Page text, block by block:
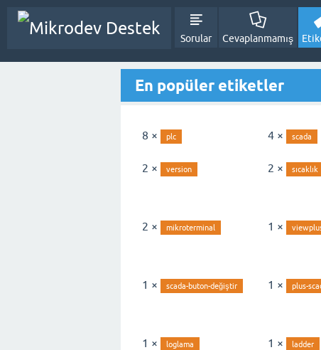
Sorular Cevaplanmamış
En popüler etiketler
8 × plc 4 × scada
2 × version 2 × sıcaklık
2 × mikroterminal 1 ×
1 × scada-buton-değiştir 1 × plus-
1 × loglama 1 × ladder